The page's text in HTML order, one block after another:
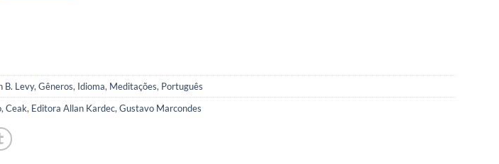
B. Levy, Gêneros, Idioma, Meditações, Português
, Ceak, Editora Allan Kardec, Gustavo Marcondes